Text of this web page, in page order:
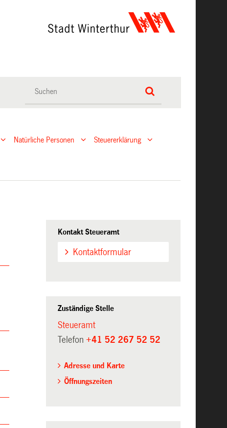
Natürliche Personen Steuererklärung
Kontakt Steueramt
Kontaktformular
Zuständige Stelle
Steueramt
Telefon +41 52 267 52 52
Adresse und Karte
Öffnungszeiten